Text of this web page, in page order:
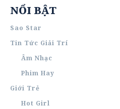
NỔI BẬT
Sao Star
Tin Tức Giải Trí
Âm Nhạc
Phim Hay
Giới Trẻ
Hot Girl